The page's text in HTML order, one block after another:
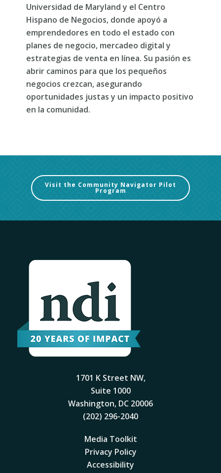
Universidad de Maryland y el Centro
Hispano de Negocios, donde apoyó a
emprendedores en todo el estado con
planes de negocio, mercadeo digital y
estrategias de venta en línea. Su pasión es
abrir caminos para que los pequeños
negocios crezcan, asegurando
oportunidades justas y un impacto positivo
en la comunidad.
Visit the Community Navigator Pilot
Program
1701 K Street NW,
Suite 1000
Washington, DC 20006
(202) 296-2040
Media Toolkit
Privacy Policy
Accessibility